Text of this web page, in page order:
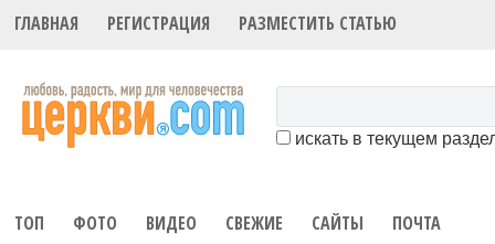
ГЛАВНАЯ РЕГИСТРАЦИЯ РАЗМЕСТИТЬ СТАТЬЮ
искать в текущем
ТОП ФОТО ВИДЕО СВЕЖИЕ САЙТЫ ПОЧТА